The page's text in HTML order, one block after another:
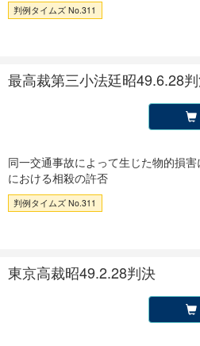
判例タイムズ No.311
最高裁第三小法廷昭49.6.28
同一交通事故によって生じた物的損
における相殺の許否
判例タイムズ No.311
東京高裁昭49.2.28判決